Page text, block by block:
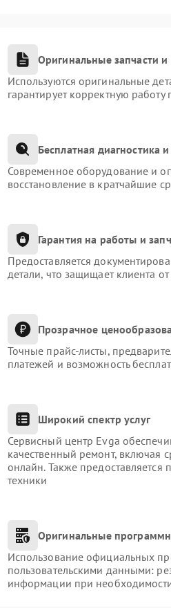
Оригинальные запчасти
Используются оригинальные
гарантирует корректную
Бесплатная диагностика
Современное оборудование и
восстановление в кратчайшие
Гарантия на работы и
Предоставляется
детали, что защищает клиента
Прозрачное
Точные прайс-листы,
платежей и возможность
Широкий спектр услуг
Сервисный центр Evga
качественный ремонт, включая
онлайн. Также
техники
Оригинальные
Использование официальных
пользовательскими данными:
информации при